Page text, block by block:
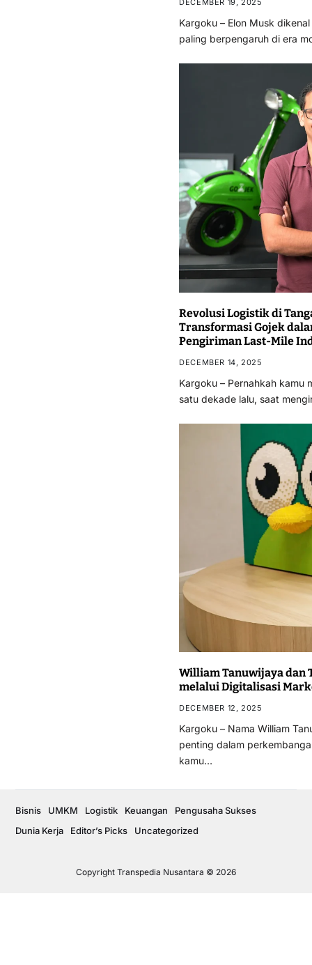
Kargoku – Elon Musk
paling berpengaruh di era
Revolusi Logistik di
Transformasi Gojek
Pengiriman Last-Mile
DECEMBER 14, 2025
Kargoku – Pernahkah kamu
satu dekade lalu, saat
William Tanuwijaya dan
melalui Digitalisasi
DECEMBER 12, 2025
Kargoku – Nama William
penting dalam
kamu…
Copyright Transpedia Nusantara © 2026
Bisnis UMKM Logistik Keuangan
Pengusaha Sukses
Dunia Kerja
Editor’s Picks Uncategorized